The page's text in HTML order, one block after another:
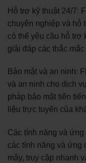
Hỗ trợ kỹ thuật 24/7:
chuyên nghiệp và hỗ
có thể yêu cầu hỗ trợ
giải đáp các thắc
Bảo mật và an ninh:
và an ninh cho dịch
pháp bảo mật tiên
liệu trực tuyến của
Các tính năng và
các tính năng và ứng
mây, truy cập nhanh